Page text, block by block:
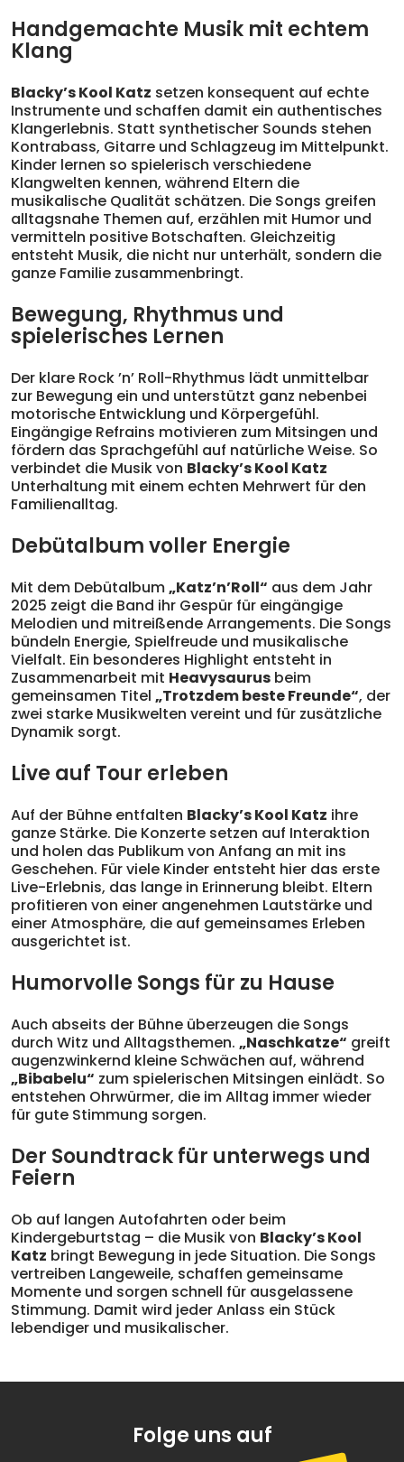
Handgemachte Musik mit echtem
Klang
Blacky’s Kool Katz setzen konsequent auf echte
Instrumente und schaffen damit ein authentisches
Klangerlebnis. Statt synthetischer Sounds stehen
Kontrabass, Gitarre und Schlagzeug im Mittelpunkt.
Kinder lernen so spielerisch verschiedene
Klangwelten kennen, während Eltern die
musikalische Qualität schätzen. Die Songs greifen
alltagsnahe Themen auf, erzählen mit Humor und
vermitteln positive Botschaften. Gleichzeitig
entsteht Musik, die nicht nur unterhält, sondern die
ganze Familie zusammenbringt.
Bewegung, Rhythmus und
spielerisches Lernen
Der klare Rock ’n’ Roll-Rhythmus lädt unmittelbar
zur Bewegung ein und unterstützt ganz nebenbei
motorische Entwicklung und Körpergefühl.
Eingängige Refrains motivieren zum Mitsingen und
fördern das Sprachgefühl auf natürliche Weise. So
verbindet die Musik von Blacky’s Kool Katz
Unterhaltung mit einem echten Mehrwert für den
Familienalltag.
Debütalbum voller Energie
Mit dem Debütalbum„Katz’n’Roll“ aus dem Jahr
2025 zeigt die Band ihr Gespür für eingängige
Melodien und mitreißende Arrangements. Die Songs
bündeln Energie, Spielfreude und musikalische
Vielfalt. Ein besonderes Highlight entsteht in
Zusammenarbeit mit Heavysaurus beim
gemeinsamen Titel „Trotzdem beste Freunde“, der
zwei starke Musikwelten vereint und für zusätzliche
Dynamik sorgt.
Live auf Tour erleben
Auf der Bühne entfalten Blacky’s Kool Katz ihre
ganze Stärke. Die Konzerte setzen auf Interaktion
und holen das Publikum von Anfang an mit ins
Geschehen. Für viele Kinder entsteht hier das erste
Live-Erlebnis, das lange in Erinnerung bleibt. Eltern
profitieren von einer angenehmen Lautstärke und
einer Atmosphäre, die auf gemeinsames Erleben
ausgerichtet ist.
Humorvolle Songs für zu Hause
Auch abseits der Bühne überzeugen die Songs
durch Witz und Alltagsthemen. „Naschkatze“ greift
augenzwinkernd kleine Schwächen auf, während
„Bibabelu“ zum spielerischen Mitsingen einlädt. So
entstehen Ohrwürmer, die im Alltag immer wieder
für gute Stimmung sorgen.
Der Soundtrack für unterwegs und
Feiern
Ob auf langen Autofahrten oder beim
Kindergeburtstag – die Musik von Blacky’s Kool
Katz bringt Bewegung in jede Situation. Die Songs
vertreiben Langeweile, schaffen gemeinsame
Momente und sorgen schnell für ausgelassene
Stimmung. Damit wird jeder Anlass ein Stück
lebendiger und musikalischer.
Folge uns auf